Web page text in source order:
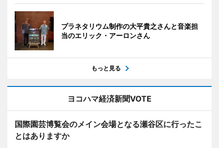
プラネタリウム制作の大平貴之さんと音楽担
当のエリック・アーロンさん
もっと見る
ヨコハマ経済新聞VOTE
国際園芸博覧会のメイン会場となる瀬谷区に行ったこ
とはありますか